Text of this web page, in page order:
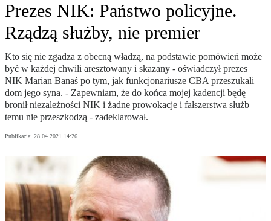
Prezes NIK: Państwo policyjne.
Rządzą służby, nie premier
Kto się nie zgadza z obecną władzą, na podstawie pomówień może
być w każdej chwili aresztowany i skazany - oświadczył prezes
NIK Marian Banaś po tym, jak funkcjonariusze CBA przeszukali
dom jego syna. - Zapewniam, że do końca mojej kadencji będę
bronił niezależności NIK i żadne prowokacje i fałszerstwa służb
temu nie przeszkodzą - zadeklarował.
Publikacja: 28.04.2021 14:26